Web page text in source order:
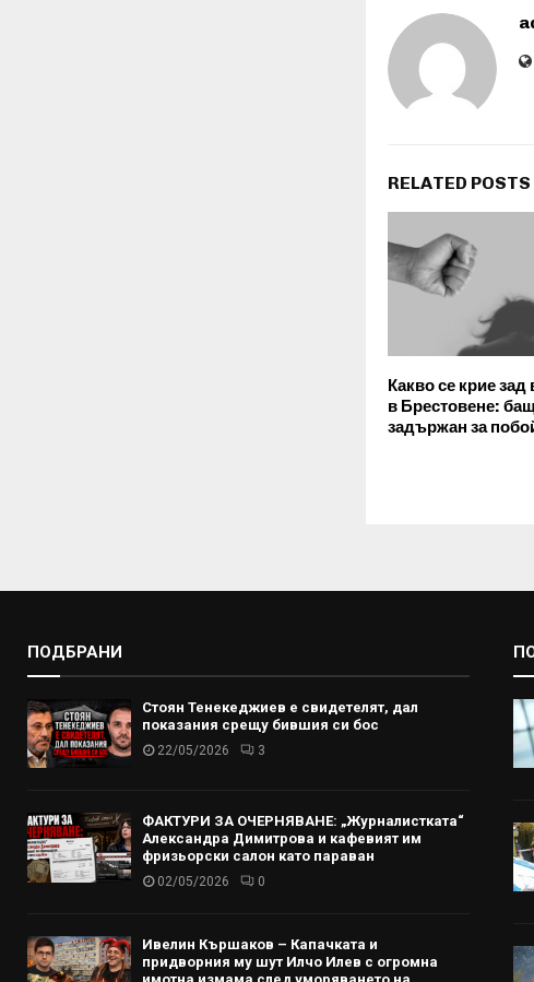
RELATED POSTS
Какво се крие зад
в Брестовене:
задържан за
ПОДБРАНИ
Стоян Тенекеджиев е свидетелят, дал
показания срещу бившия си бос
22/05/2026 3
ФАКТУРИ ЗА ОЧЕРНЯВАНЕ: „Журналистката“
Александра Димитрова и кафевият им
фризьорски салон като параван
02/05/2026 0
Ивелин Кършаков – Капачката и
придворния му шут Илчо Илев с огромна